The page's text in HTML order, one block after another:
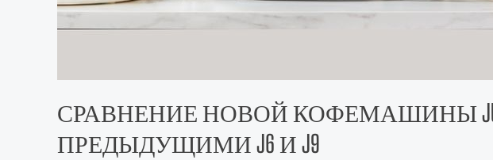
СРАВНЕНИЕ НОВОЙ КОФЕМАШИНЫ
ПРЕДЫДУЩИМИ J6 И J9